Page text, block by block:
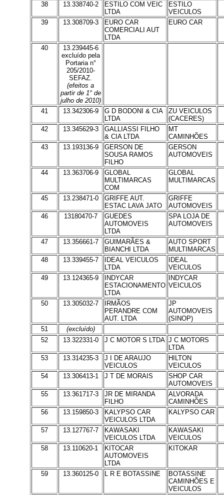
38
13.338740-2
ESTILO COM VEIC
LTDA
ESTILO
VEICULOS
39
13.308709-3
EURO CAR
COMERCIALI AUT
LTDA
EURO CAR
40
13.239445-6
excluído pela
Portaria n°
205/2010-
SEFAZ.
(efeitos a
partir de 1° de
julho de 2010)
41
13.342306-9
G D BODONI & CIA
LTDA
ZU VEICULOS
(CACERES)
42
13.345629-3
GALLIASSI FILHO
& CIA LTDA
MT
CAMINHÕES
43
13.193136-9
GERSON DE
SOUSA RAMOS
FILHO
GERSON
AUTOMOVEIS
44 13.363706-9
GLOBAL
MULTIMARCAS
COM
GLOBAL
MULTIMARCAS
45 13.238471-0
GRIFFE AUT.
ESTAC LAVA JATO
GRIFFE
AUTOMOVEIS
46
13180470-7
GUEDES
AUTOMOVEIS
LTDA
SPA LOJA DE
AUTOMOVEIS
47 13.356661-7
GUIMARÃES &
BIANCHI LTDA
AUTO SPORT
MULTIMARCAS
48
13.339455-7
IDEAL VEICULOS
LTDA
IDEAL
VEICULOS
49
13.124365-9
INDYCAR
ESTACIONAMENTO
LTDA
INDYCAR
VEICULOS
50 13.305032-7
IRMÃOS
PERANDRE COM
AUT. LTDA
JP
AUTOMOVEIS
(SINOP)
51
(excluído)
52
13.322331-0 J C MOTOR S LTDA J C MOTORS
LTDA
53
13.314235-3
J I DE ARAUJO
VEICULOS
HILTON
VEICULOS
54
13.306413-1 J T DE MORAIS
SHOP CAR
AUTOMOVEIS
55
13.361717-3
JR DE MIRANDA
FILHO
ALVORADA
CAMINHÕES
56
13.159850-3
KALYPSO CAR
VEICULOS LTDA
KALYPSO CAR
57 13.127767-7
KAWASAKI
VEICULOS LTDA
KAWASAKI
VEICULOS
58
13.110620-1
KITOCAR
AUTOMOVEIS
LTDA
KITOKAR
59 13.360125-0 L R E BOTASSINE
BOTASSINE
CAMINHÕES E
VEICULOS